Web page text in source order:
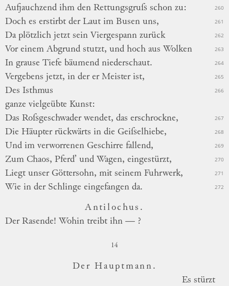
Aufjauchzend ihm den Rettungsgruſs schon zu: 260
Doch es erstirbt der Laut im Busen uns, 261
Da plötzlich jetzt sein Viergespann zurück 262
Vor einem Abgrund stutzt, und hoch aus Wolken 263
In grause Tiefe bäumend niederschaut. 264
Vergebens jetzt, in der er Meister ist, 265
Des Isthmus 266
ganze vielgeübte Kunst:
Das Roſsgeschwader wendet, das erschrockne, 267
Die Häupter rückwärts in die Geiſselhiebe, 268
Und im verworrenen Geschirre fallend, 269
Zum Chaos, Pferd’ und Wagen, eingestürzt, 270
Liegt unser Göttersohn, mit seinem Fuhrwerk, 271
Wie in der Schlinge eingefangen da. 272
Antilochus.
Der Rasende! Wohin treibt ihn — ?
14
Der Hauptmann.
Es stürzt